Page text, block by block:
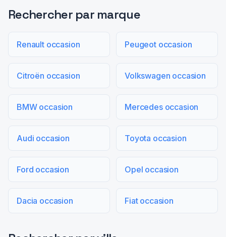
Rechercher par marque
Renault occasion Peugeot occasion
Citroën occasion Volkswagen occasion
BMW occasion Mercedes occasion
Audi occasion Toyota occasion
Ford occasion Opel occasion
Dacia occasion Fiat occasion